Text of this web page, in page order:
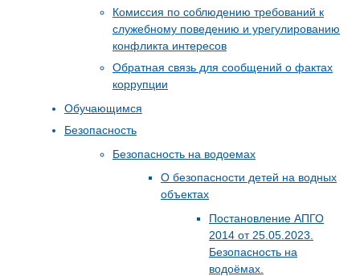
Комиссия по соблюдению требований к
служебному поведению и урегулированию
конфликта интересов
Обратная связь для сообщений о фактах
коррупции
Обучающимся
Безопасность
Безопасность на водоемах
О безопасности детей на водных
объектах
Постановление АПГО
2014 от 25.05.2023.
Безопасность на
водоёмах.